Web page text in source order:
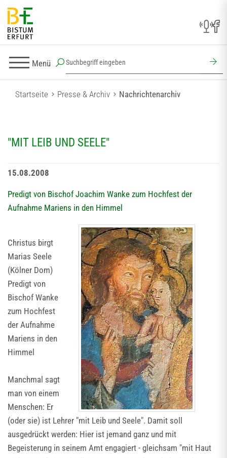
Menü
Startseite Presse & Archiv Nachrichtenarchiv
"MIT LEIB UND SEELE"
15.08.2008
Predigt von Bischof Joachim Wanke zum Hochfest der
Aufnahme Mariens in den Himmel
Christus birgt
Marias Seele
(Kölner Dom)
Predigt von
Bischof Wanke
zum Hochfest
der Aufnahme
Mariens in den
Himmel
Manchmal sagt
man von einem
Menschen: Er
(oder sie) ist Lehrer "mit Leib und Seele". Damit soll
ausgedrückt werden: Hier ist jemand ganz und mit
Begeisterung in seinem Amt engagiert - gleichsam "mit Haut